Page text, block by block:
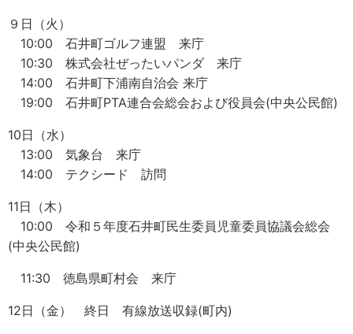
９日（火）
10:00 石井町ゴルフ連盟 来庁
10:30 株式会社ぜったいパンダ 来庁
14:00 石井町下浦南自治会 来庁
19:00 石井町PTA連合会総会および役員会(中央公民館)
10日（水）
13:00 気象台 来庁
14:00 テクシード 訪問
11日（木）
10:00 令和５年度石井町民生委員児童委員協議会総会
(中央公民館)
11:30 徳島県町村会 来庁
12日（金） 終日 有線放送収録(町内)